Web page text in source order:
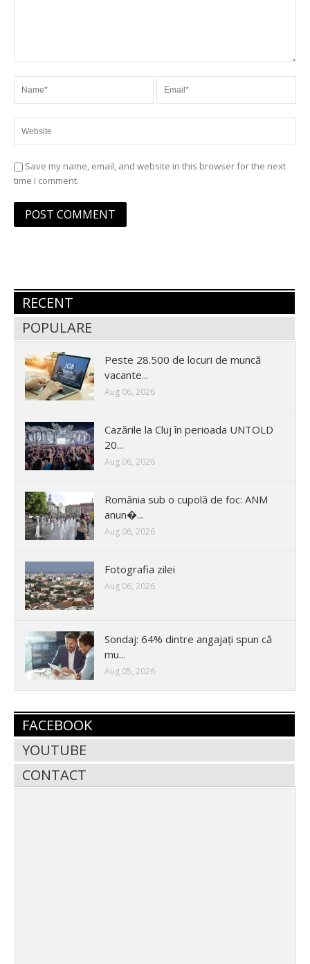
Save my name, email, and website in this browser for the next
time I comment.
RECENT
POPULARE
Peste 28.500 de locuri de muncă
vacante...
Aug 06, 2026
Cazările la Cluj în perioada UNTOLD
20...
Aug 06, 2026
România sub o cupolă de foc: ANM
anun�...
Aug 06, 2026
Fotografia zilei
Aug 06, 2026
Sondaj: 64% dintre angajați spun că
mu...
Aug 05, 2026
FACEBOOK
YOUTUBE
CONTACT